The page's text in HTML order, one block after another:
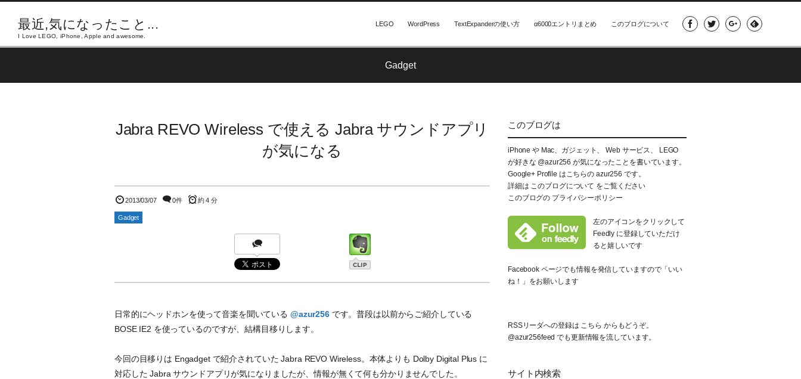
最近,気になったこと...
I Love LEGO, iPhone, Apple and awesome.
LEGO WordPress TextExpanderの使い方 α6000エントリまとめ このブログについて
Gadget
Jabra REVO Wireless で使える Jabra サウンドアプリ
が気になる
2013/03/07 0件 約 4 分
Gadget
日常的にヘッドホンを使って音楽を聞いている @azur256です。普段は以前からご紹介している
BOSE IE2 を使っているのですが、結構目移りします。
今回の目移りは Engadget で紹介されていた Jabra REVO Wireless。本体よりも Dolby Digital Plus に
対応した Jabra サウンドアプリが気になりましたが、情報が無くて何も分かりませんでした。
このブログは
iPhone や Mac、ガジェット、 Web サービス、 LEGO
が好きな @azur256 が気になったことを書いています。
Google+ Profile はこちらの azur256 です。
詳細は このブログについて をご覧ください
このブログの プライバシーポリシー
左のアイコンをクリックして
Feedly に登録していただけ
ると嬉しいです
Facebook ページでも情報を発信していますので「いい
ね！」をお願いします
RSSリーダへの登録は こちら からもどうぞ。
@azur256feed でも更新情報を流しています。
サイト内検索